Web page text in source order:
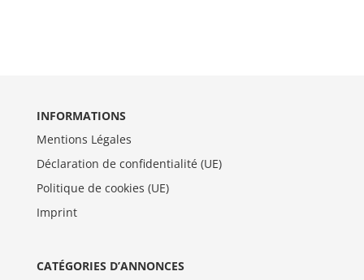
INFORMATIONS
Mentions Légales
Déclaration de confidentialité (UE)
Politique de cookies (UE)
Imprint
CATÉGORIES D’ANNONCES